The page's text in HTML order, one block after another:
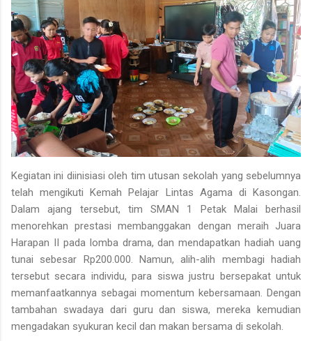
Kegiatan ini diinisiasi oleh tim utusan sekolah yang sebelumnya
telah mengikutiKemah Pelajar Lintas Agama di Kasongan.
Dalam ajang tersebut, tim SMAN 1 Petak Malai berhasil
menorehkan prestasi membanggakan dengan meraih Juara
Harapan II pada lomba drama, dan mendapatkanhadiah uang
tunai sebesar Rp200.000 . Namun, alih-alih membagi hadiah
tersebut secara individu, para siswa justru bersepakat untuk
memanfaatkannya sebagai momentum kebersamaan . Dengan
tambahan swadaya dari guru dan siswa, mereka kemudian
mengadakan syukuran kecil dan makan bersama di sekolah